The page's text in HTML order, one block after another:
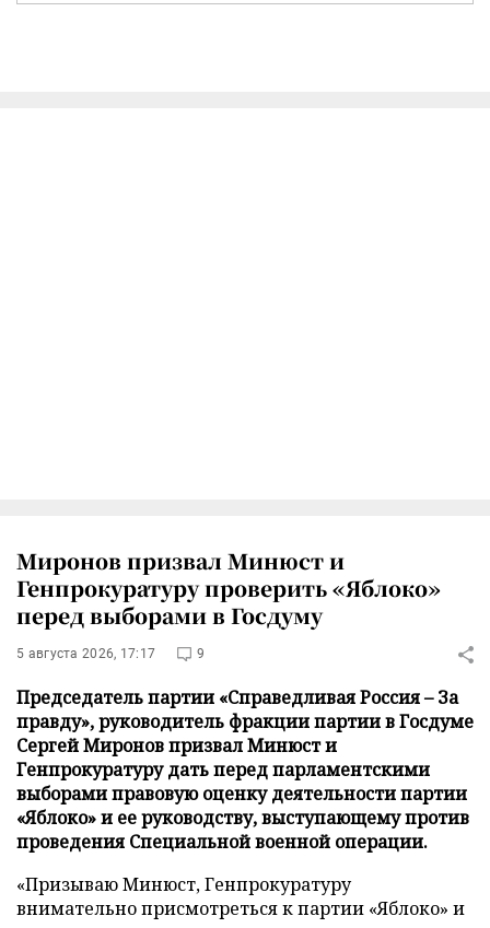
Миронов призвал Минюст и
Генпрокуратуру проверить «Яблоко»
перед выборами в Госдуму
5 августа 2026, 17:17 9
Председатель партии «Справедливая Россия – За
правду», руководитель фракции партии в Госдуме
Сергей Миронов призвал Минюст и
Генпрокуратуру дать перед парламентскими
выборами правовую оценку деятельности партии
«Яблоко» и ее руководству, выступающему против
проведения Специальной военной операции.
«Призываю Минюст, Генпрокуратуру
внимательно присмотреться к партии «Яблоко» и